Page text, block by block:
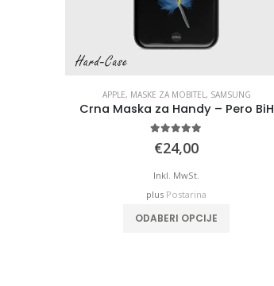
APPLE, MASKE ZA MOBITEL, SAMSUNG
Crna Maska za Handy – Pero BiH
€24,00
Inkl. MwSt.
plus Postarina
ODABERI OPCIJE